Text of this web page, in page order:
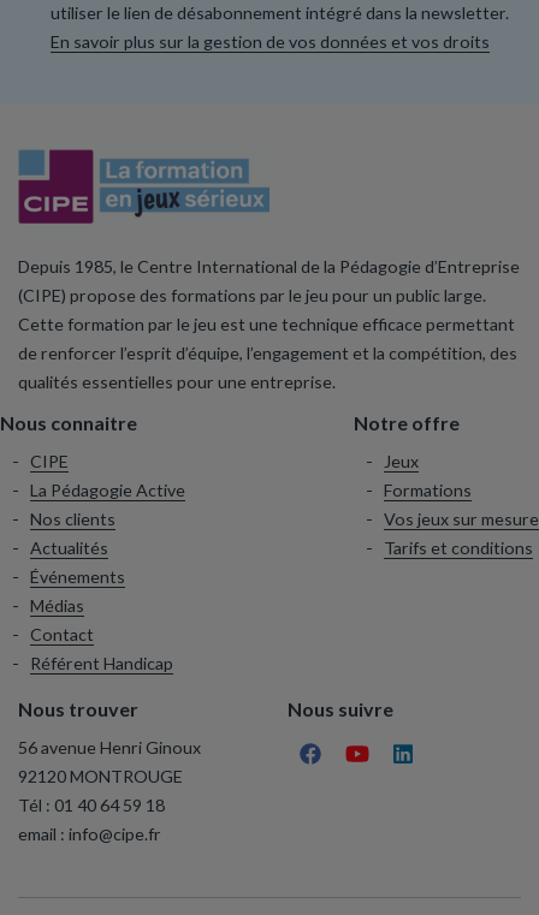
utiliser le lien de désabonnement intégré dans la newsletter.
En savoir plus sur la gestion de vos données et vos droits
Depuis 1985, le Centre International de la Pédagogie d’Entreprise
(CIPE) propose des formations par le jeu pour un public large.
Cette formation par le jeu est une technique efficace permettant
de renforcer l’esprit d’équipe, l’engagement et la compétition, des
qualités essentielles pour une entreprise.
Nous connaitre
CIPE
La Pédagogie Active
Nos clients
Actualités
Événements
Médias
Contact
Référent Handicap
Notre offre
Jeux
Formations
Vos jeux sur mesure
Tarifs et conditions
Nous trouver
56 avenue Henri Ginoux
92120 MONTROUGE
Tél : 01 40 64 59 18
email : info@cipe.fr
Nous suivre